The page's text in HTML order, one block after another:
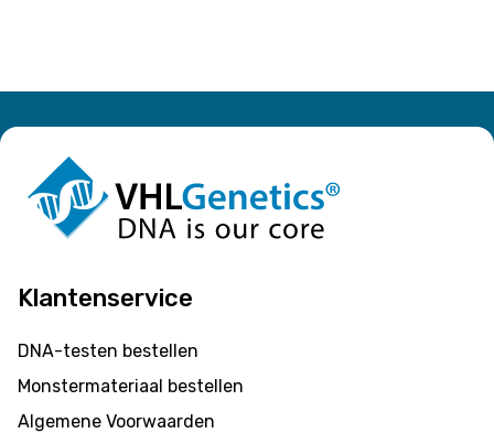
Klantenservice
DNA-testen bestellen
Monstermateriaal bestellen
Algemene Voorwaarden